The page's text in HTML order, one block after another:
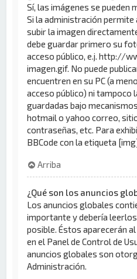
Sí, las imágenes se pueden
Si la administración permite
subir la imagen
debe guardar primero su
acceso público, e.j. http://
imagen.gif. No puede
encuentren en su PC (a
acceso público) ni tampoco
guardadas bajo
hotmail o yahoo correo,
contraseñas, etc. Para
BBCode con la etiqueta
Arriba
¿Qué son los anuncios
Los anuncios globales
importante y debería leerlos
posible. Éstos aparecerán
en el Panel de Control de
anuncios globales son
Administración.